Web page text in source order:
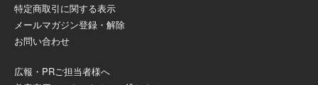
特定商取引に関する表示
メールマガジン登録・解除
お問い合わせ
広報・PRご担当者様へ